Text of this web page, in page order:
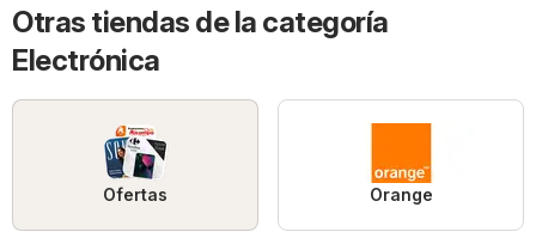
Otras tiendas de la categoría
Electrónica
Ofertas Orange